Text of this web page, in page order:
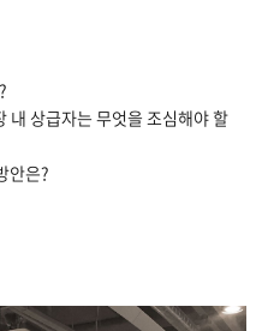
내 상급자는 무엇을 조심해야 할
안은?